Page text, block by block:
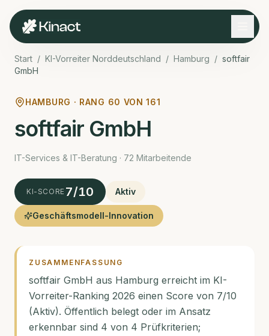
Start / KI-Vorreiter Norddeutschland / Hamburg / softfair
GmbH
HAMBURG · RANG 60 VON161
softfair GmbH
IT-Services & IT-Beratung · 72 Mitarbeitende
KI-SCORE 7/10 Aktiv
Geschäftsmodell-Innovation
ZUSAMMENFASSUNG
softfair GmbH aus Hamburg erreicht im KI-
Vorreiter-Ranking 2026 einen Score von 7/10
(Aktiv). Öffentlich belegt oder im Ansatz
erkennbar sind 4 von 4 Prüfkriterien;